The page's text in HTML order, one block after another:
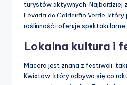
turystów aktywnych. Najbardziej
Levada do Caldeirão Verde, który
roślinność i oferuje spektakularne
Lokalna kultura i
Madera jest znana z festiwali,
Kwiatów, który odbywa się co